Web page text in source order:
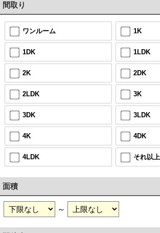
間取り
ワンルーム 1K
1DK 1LDK
2K 2DK
2LDK 3K
3DK 3LDK
4K 4DK
4LDK それ以上
面積
～